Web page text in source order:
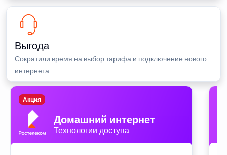
Выгода
Сократили время на выбор тарифа и подключение нового
интернета
Домашний интернет
Технологии доступа
Акция